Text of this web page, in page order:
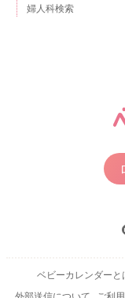
婦人科検索
ベビーカレンダーと